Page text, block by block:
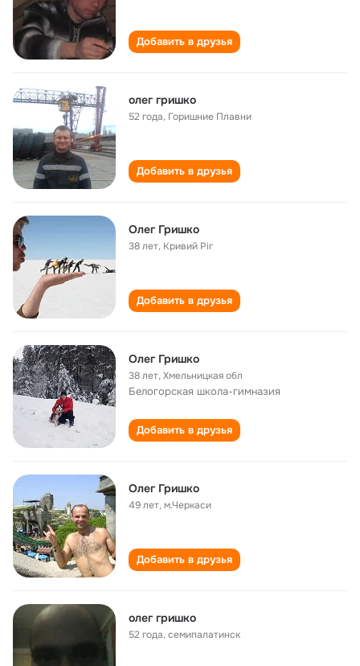
Добавить в друзья
олег гришко
52 года, Горишние Плавни
Добавить в друзья
Олег Гришко
38 лет, Кривий Рiг
Добавить в друзья
Олег Гришко
38 лет,Хмельницкая обл
Белогорская школа-гимназия
Добавить в друзья
Олег Гришко
49 лет,м.Черкаси
Добавить в друзья
олег гришко
52 года,семипалатинск